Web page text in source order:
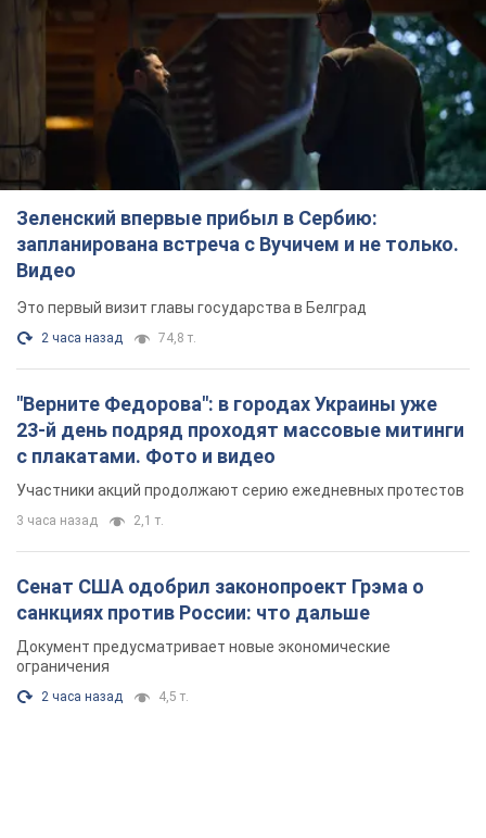
Зеленский впервые прибыл в Сербию:
запланирована встреча с Вучичем и не только.
Видео
Это первый визит главы государства в Белград
2 часа назад 74,8 т.
"Верните Федорова": в городах Украины уже
23-й день подряд проходят массовые митинги
с плакатами. Фото и видео
Участники акций продолжают серию ежедневных протестов
3 часа назад 2,1 т.
Сенат США одобрил законопроект Грэма о
санкциях против России: что дальше
Документ предусматривает новые экономические
ограничения
2 часа назад 4,5 т.